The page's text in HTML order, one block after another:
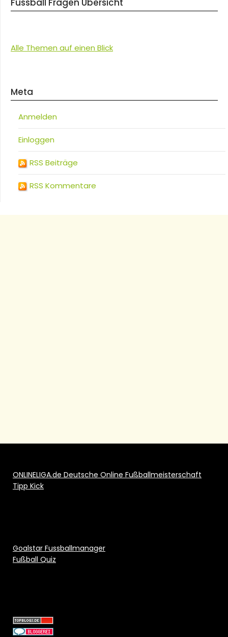
Fussball Fragen Übersicht
Alle Themen auf einen Blick
Meta
Anmelden
Einloggen
RSS Beiträge
RSS Kommentare
ONLINELIGA.de Deutsche Online Fußballmeisterschaft
Tipp Kick
Goalstar Fussballmanager
Fußball Quiz